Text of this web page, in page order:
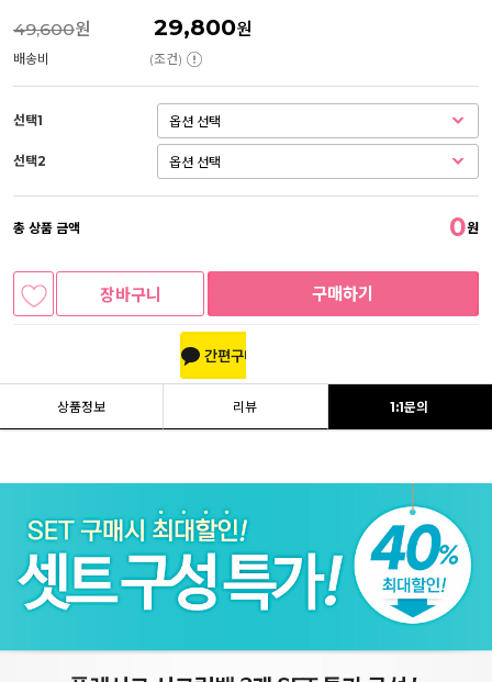
49,600원 29,800원
배송비 (조건)
선택1
선택2
총 상품 금액 0원
장바구니 구매하기
상품정보 리뷰 1:1문의